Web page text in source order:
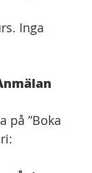
Inga
på ”Boka